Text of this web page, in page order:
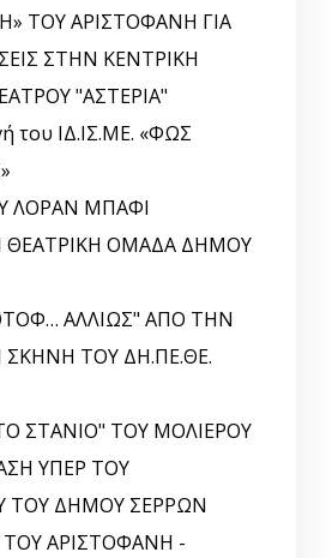
ΤΟΥ ΑΡΙΣΤΟΦΑΝΗ ΓΙΑ
ΣΤΗΝ ΚΕΝΤΡΙΚΗ
"ΑΣΤΕΡΙΑ"
του ΙΔ.ΙΣ.ΜΕ. «ΦΩΣ
ΛΟΡΑΝ ΜΠΑΦΙ
ΘΕΑΤΡΙΚΗ ΟΜΑΔΑ ΔΗΜΟΥ
ΑΛΛΙΩΣ" ΑΠΟ ΤΗΝ
ΣΚΗΝΗ ΤΟΥ ΔΗ.ΠΕ.ΘΕ.
ΣΤΑΝΙΟ" ΤΟΥ ΜΟΛΙΕΡΟΥ
ΥΠΕΡ ΤΟΥ
ΤΟΥ ΔΗΜΟΥ ΣΕΡΡΩΝ
ΤΟΥ ΑΡΙΣΤΟΦΑΝΗ -